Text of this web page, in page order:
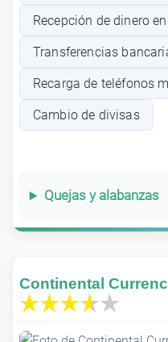
Recepción de dinero
Transferencias
Recarga de teléfonos
Cambio de divisas
Quejas y alabanzas
Continental